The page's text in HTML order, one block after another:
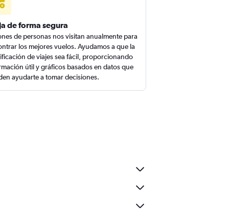
de forma segura
de personas nos visitan anualmente para
los mejores vuelos. Ayudamos a que la
de viajes sea fácil, proporcionando
útil y gráficos basados en datos que
ayudarte a tomar decisiones.